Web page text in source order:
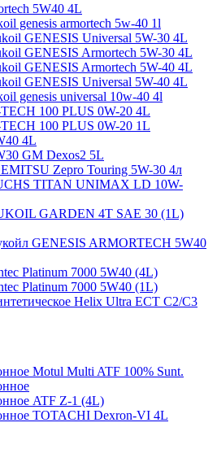
5W40 4L
genesis armortech 5w-40 1l
GENESIS Universal 5W-30 4L
GENESIS Armortech 5W-30 4L
GENESIS Armortech 5W-40 4L
GENESIS Universal 5W-40 4L
genesis universal 10w-40 4l
100 PLUS 0W-20 4L
100 PLUS 0W-20 1L
4L
GM Dexos2 5L
Zepro Touring 5W-30 4л
TITAN UNIMAX LD 10W-
GARDEN 4Т SAE 30 (1L)
GENESIS ARMORTECH 5W40
Platinum 7000 5W40 (4L)
Platinum 7000 5W40 (1L)
Helix Ultra ECT C2/C3
Motul Multi ATF 100% Sunt.
ATF Z-1 (4L)
TOTACHI Dexron-VI 4L